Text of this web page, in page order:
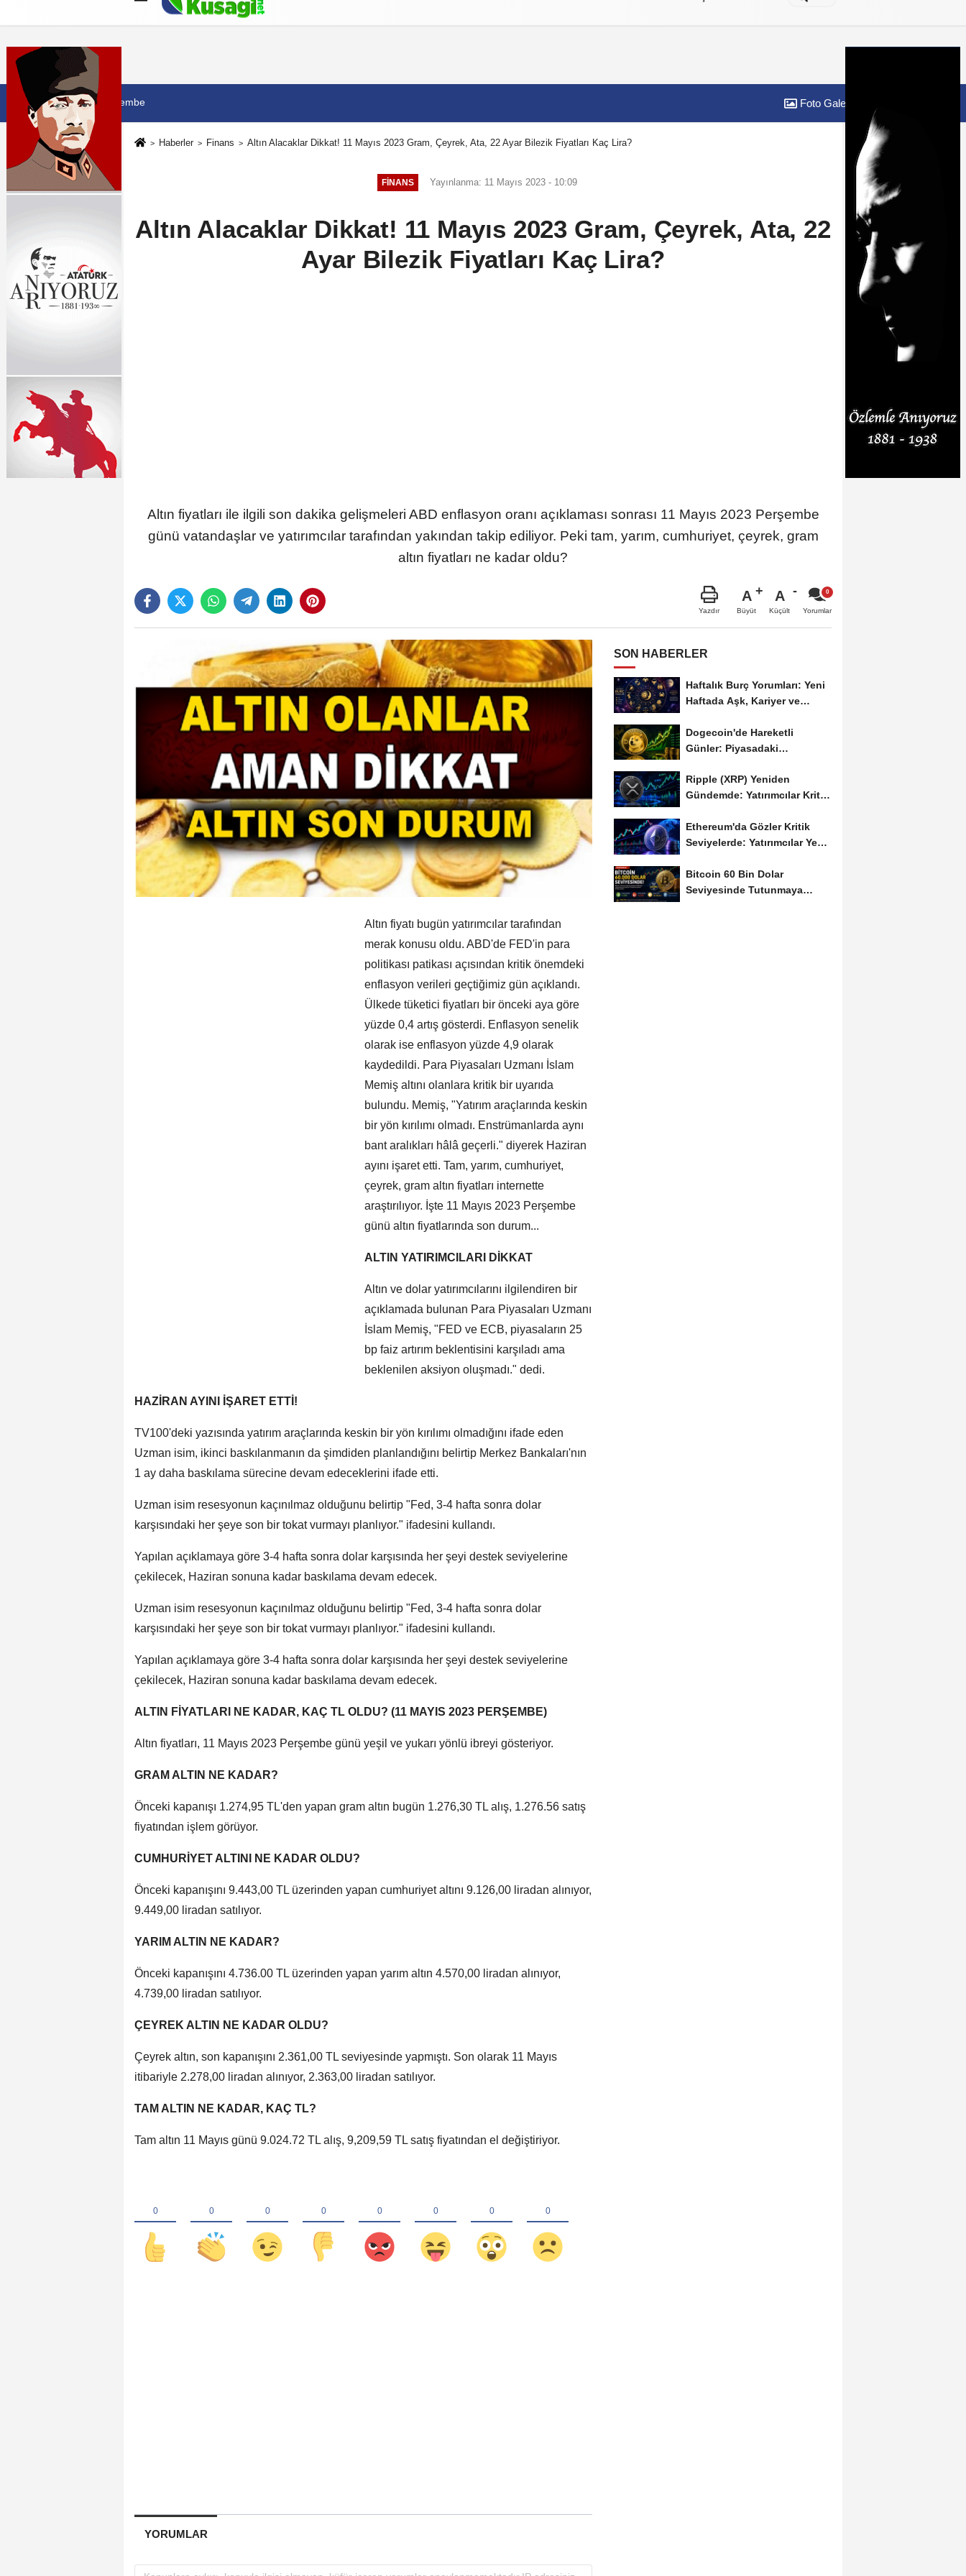
Künye İletişim Çerez Politikası
6 Ağustos 2026, Perşembe Foto Galeri
Haberler Finans Altın Alacaklar Dikkat! 11 Mayıs 2023 Gram, Çeyrek, Ata, 22 Ayar Bilezik Fiyatları Kaç Lira?
FINANS Yayınlanma: 11 Mayıs 2023 - 10:09
Altın Alacaklar Dikkat! 11 Mayıs 2023 Gram, Çeyrek, Ata, 22
Ayar Bilezik Fiyatları Kaç Lira?
Altın fiyatları ile ilgili son dakika gelişmeleri ABD enflasyon oranı açıklaması sonrası 11 Mayıs 2023 Perşembe
günü vatandaşlar ve yatırımcılar tarafından yakından takip ediliyor. Peki tam, yarım, cumhuriyet, çeyrek, gram
altın fiyatları ne kadar oldu?
Yazdır
A
Büyüt
A
Küçült Yorumlar
Altın fiyatı bugün yatırımcılar tarafından
merak konusu oldu. ABD'de FED'in para
politikası patikası açısından kritik önemdeki
enflasyon verileri geçtiğimiz gün açıklandı.
Ülkede tüketici fiyatları bir önceki aya göre
yüzde 0,4 artış gösterdi. Enflasyon senelik
olarak ise enflasyon yüzde 4,9 olarak
kaydedildi. Para Piyasaları Uzmanı İslam
Memiş altını olanlara kritik bir uyarıda
bulundu. Memiş, "Yatırım araçlarında keskin
bir yön kırılımı olmadı. Enstrümanlarda aynı
bant aralıkları hâlâ geçerli." diyerek Haziran
ayını işaret etti. Tam, yarım, cumhuriyet,
çeyrek, gram altın fiyatları internette
araştırılıyor. İşte 11 Mayıs 2023 Perşembe
günü altın fiyatlarında son durum...
ALTIN YATIRIMCILARI DİKKAT
Altın ve dolar yatırımcılarını ilgilendiren bir
açıklamada bulunan Para Piyasaları Uzmanı
İslam Memiş, "FED ve ECB, piyasaların 25
bp faiz artırım beklentisini karşıladı ama
beklenilen aksiyon oluşmadı." dedi.
HAZİRAN AYINI İŞARET ETTİ!
TV100'deki yazısında yatırım araçlarında keskin bir yön kırılımı olmadığını ifade eden
Uzman isim, ikinci baskılanmanın da şimdiden planlandığını belirtip Merkez Bankaları'nın
1 ay daha baskılama sürecine devam edeceklerini ifade etti.
Uzman isim resesyonun kaçınılmaz olduğunu belirtip "Fed, 3-4 hafta sonra dolar
karşısındaki her şeye son bir tokat vurmayı planlıyor." ifadesini kullandı.
Yapılan açıklamaya göre 3-4 hafta sonra dolar karşısında her şeyi destek seviyelerine
çekilecek, Haziran sonuna kadar baskılama devam edecek.
Uzman isim resesyonun kaçınılmaz olduğunu belirtip "Fed, 3-4 hafta sonra dolar
karşısındaki her şeye son bir tokat vurmayı planlıyor." ifadesini kullandı.
Yapılan açıklamaya göre 3-4 hafta sonra dolar karşısında her şeyi destek seviyelerine
çekilecek, Haziran sonuna kadar baskılama devam edecek.
ALTIN FİYATLARI NE KADAR, KAÇ TL OLDU? (11 MAYIS 2023 PERŞEMBE)
Altın fiyatları, 11 Mayıs 2023 Perşembe günü yeşil ve yukarı yönlü ibreyi gösteriyor.
GRAM ALTIN NE KADAR?
Önceki kapanışı 1.274,95 TL'den yapan gram altın bugün 1.276,30 TL alış, 1.276.56 satış
fiyatından işlem görüyor.
CUMHURİYET ALTINI NE KADAR OLDU?
Önceki kapanışını 9.443,00 TL üzerinden yapan cumhuriyet altını 9.126,00 liradan alınıyor,
9.449,00 liradan satılıyor.
YARIM ALTIN NE KADAR?
Önceki kapanışını 4.736.00 TL üzerinden yapan yarım altın 4.570,00 liradan alınıyor,
4.739,00 liradan satılıyor.
ÇEYREK ALTIN NE KADAR OLDU?
Çeyrek altın, son kapanışını 2.361,00 TL seviyesinde yapmıştı. Son olarak 11 Mayıs
itibariyle 2.278,00 liradan alınıyor, 2.363,00 liradan satılıyor.
TAM ALTIN NE KADAR, KAÇ TL?
Tam altın 11 Mayıs günü 9.024.72 TL alış, 9,209,59 TL satış fiyatından el değiştiriyor.
YORUMLAR
SON HABERLER
Haftalık Burç Yorumları: Yeni
Haftada Aşk, Kariyer ve
Dogecoin'de Hareketli
Günler: Piyasadaki
de...
Ripple (XRP) Yeniden
Gündemde: Yatırımcılar Kritik
Ethereum'da Gözler Kritik
Seviyelerde: Yatırımcılar Yeni
Bitcoin 60 Bin Dolar
Seviyesinde Tutunmaya